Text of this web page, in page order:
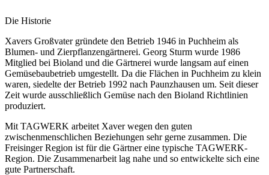
Die Historie
Xavers Großvater gründete den Betrieb 1946 in Puchheim als
Blumen- und Zierpflanzengärtnerei. Georg Sturm wurde 1986
Mitglied bei Bioland und die Gärtnerei wurde langsam auf einen
Gemüsebaubetrieb umgestellt. Da die Flächen in Puchheim zu klein
waren, siedelte der Betrieb 1992 nach Paunzhausen um. Seit dieser
Zeit wurde ausschließlich Gemüse nach den Bioland Richtlinien
produziert.
Mit TAGWERK arbeitet Xaver wegen den guten
zwischenmenschlichen Beziehungen sehr gerne zusammen. Die
Freisinger Region ist für die Gärtner eine typische TAGWERK-
Region. Die Zusammenarbeit lag nahe und so entwickelte sich eine
gute Partnerschaft.